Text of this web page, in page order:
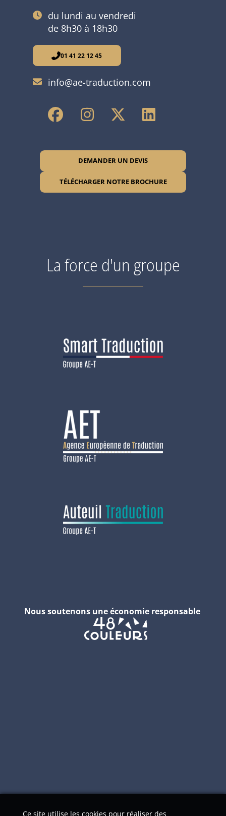
du lundi au vendredi
de 8h30 à 18h30
01 41 22 12 45
info@ae-traduction.com
DEMANDER UN DEVIS
TÉLÉCHARGER NOTRE BROCHURE
La force d'un groupe
Nous soutenons une économie responsable
Ce site utilise les cookies pour réaliser des